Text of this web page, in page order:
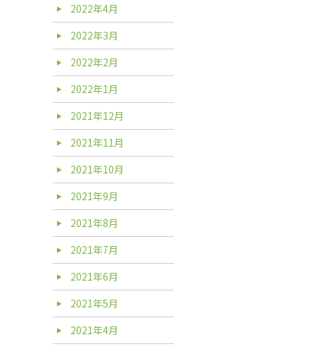
2022年4月
2022年3月
2022年2月
2022年1月
2021年12月
2021年11月
2021年10月
2021年9月
2021年8月
2021年7月
2021年6月
2021年5月
2021年4月